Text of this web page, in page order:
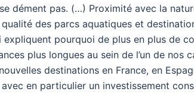
dément pas. (…) Proximité avec la
des parcs aquatiques et
expliquent pourquoi de plus en plus de
plus longues au sein de l’un de
destinations en France, en
en particulier un investissement